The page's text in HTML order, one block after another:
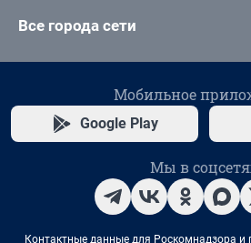
Все города сети
Мобильное
Google Play
Мы в
Контактные данные для Роскомнадзора и